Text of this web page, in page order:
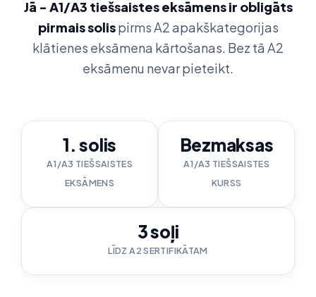
Jā - A1/A3 tiešsaistes eksāmens ir obligāts
pirmais solispirms A2 apakškategorijas
klātienes eksāmena kārtošanas. Bez tā A2
eksāmenu nevar pieteikt.
1. solis
A1/A3 TIEŠSAISTES
EKSĀMENS
Bezmaksas
A1/A3 TIEŠSAISTES
KURSS
3 soļi
LĪDZ A2 SERTIFIKĀTAM